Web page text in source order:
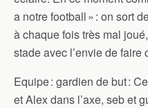
a notre football » : on sort
à chaque fois très mal
stade avec l’envie de faire
Equipe : gardien de but :
et Alex dans l’axe, seb et